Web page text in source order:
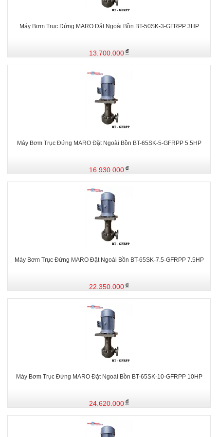
Máy Bơm Trục Đứng MARO Đặt Ngoài Bồn BT-50SK-3-GFRPP 3HP
13.700.000
Máy Bơm Trục Đứng MARO Đặt Ngoài Bồn BT-65SK-5-GFRPP 5.5HP
16.930.000
Máy Bơm Trục Đứng MARO Đặt Ngoài Bồn BT-65SK-7.5-GFRPP 7.5HP
22.350.000
Máy Bơm Trục Đứng MARO Đặt Ngoài Bồn BT-65SK-10-GFRPP 10HP
24.620.000